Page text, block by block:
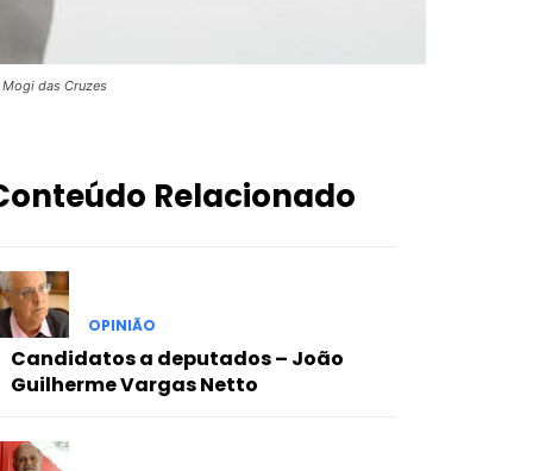
das Cruzes
Relacionado
OPINIÃO
Candidatos a deputados – João
Guilherme Vargas Netto